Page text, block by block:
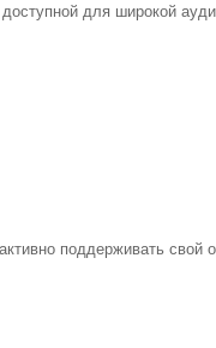
для широкой
поддерживать свой